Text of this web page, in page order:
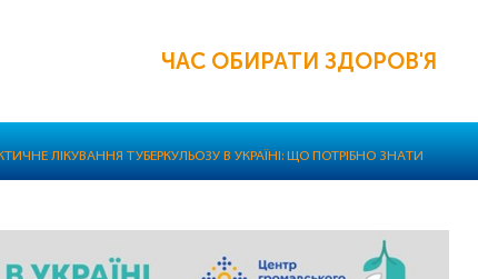
ЧАС ОБИРАТИ ЗДОРОВ'Я
ЛІКУВАННЯ ТУБЕРКУЛЬОЗУ В УКРАЇНІ: ЩО ПОТРІБНО ЗНАТИ